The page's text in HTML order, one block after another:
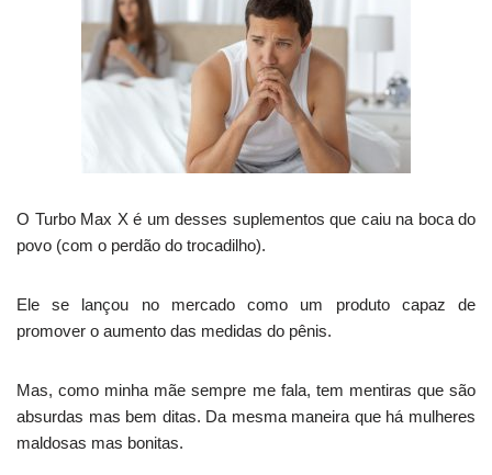
O Turbo Max X é um desses suplementos que caiu na boca do
povo (com o perdão do trocadilho).
Ele se lançou no mercado como um produto capaz de
promover o aumento das medidas do pênis.
Mas, como minha mãe sempre me fala, tem mentiras que são
absurdas mas bem ditas. Da mesma maneira que há mulheres
maldosas mas bonitas.